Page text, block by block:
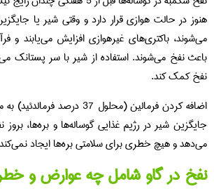
هنوز در حالت هوازی قرار دارد و وقتی شیر یا
می‌شوند، باکتری‌های غیرهوازی افزایش می‌یابند و
باعث نفخ می‌شوند. استفاده از شیر با سر پستانک
نفخ کمک کند.
جایگزین شیر در رژیم غذایی گوساله‌ها و بره‌ها،
می‌دهد و هیچ خطری برای سلامتی بره‌ها ایجاد
نفخ در گاو شامل چه عوارض و